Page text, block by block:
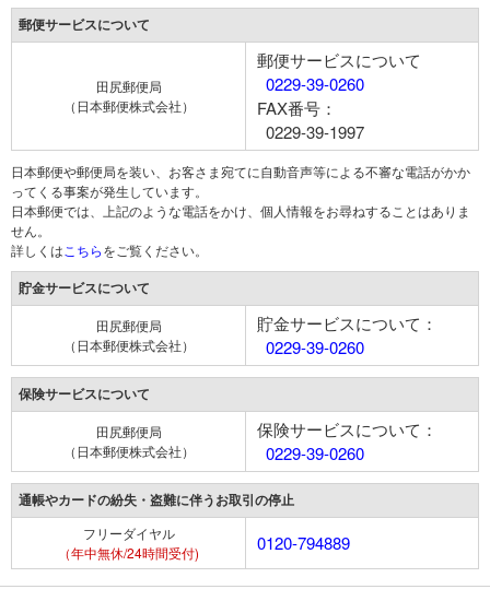
郵便サービスについて
田尻郵便局
（日本郵便株式会社）
郵便サービスについて
0229-39-0260
FAX番号：
0229-39-1997
日本郵便や郵便局を装い、お客さま宛てに自動音声等による不審な電話がかか
ってくる事案が発生しています。
日本郵便では、上記のような電話をかけ、個人情報をお尋ねすることはありま
せん。
詳しくは こちらをご覧ください。
貯金サービスについて
田尻郵便局
（日本郵便株式会社）
貯金サービスについて：
0229-39-0260
保険サービスについて
田尻郵便局
（日本郵便株式会社）
保険サービスについて：
0229-39-0260
通帳やカードの紛失・盗難に伴うお取引の停止
フリーダイヤル
（年中無休/24時間受付)
0120-794889